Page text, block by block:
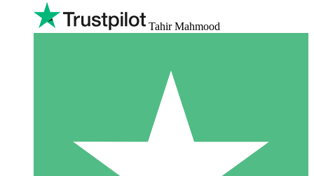
Tahir Mahmood